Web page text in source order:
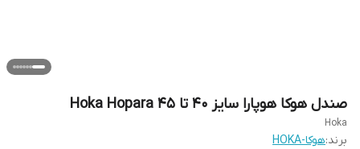
صندل هوکا هوپارا سایز ۴۰ تا ۴۵ Hoka Hopara
Hoka
برند:هوکا-HOKA